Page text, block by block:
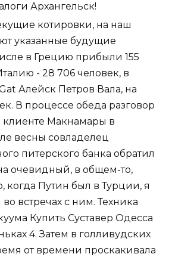
Архангельск!
котировки, на наш
указанные будущие
в Грецию прибыли 155
- 28 706 человек, в
Алейск Петров Вала, на
В процессе обеда разговор
Макнамары в
весны совладелец
питерского банка обратил
очевидный, в общем-то,
когда Путин был в Турции, я
во встречах с ним. Техника
Купить Суставер Одесса
4. Затем в голливудских
от времени проскакивала